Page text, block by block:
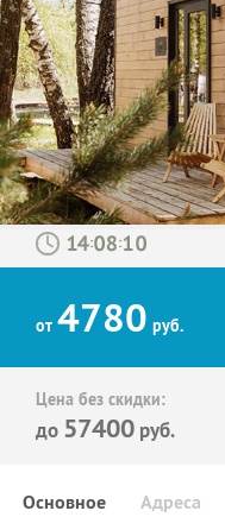
: :
от 4780 руб.
Цена без скидки:
до 57400 руб.
Основное Адреса